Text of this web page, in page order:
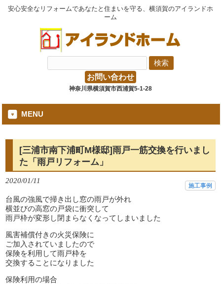
安心安全なリフォームであなたと住まいを守る、横須賀のアイランドホ
ーム
お問い合わせ
神奈川県横須賀市西浦賀5-1-28
MENU
[三浦市南下浦町M様邸]雨戸一筋交換を行いまし
た「雨戸リフォーム」
2020/01/11
施工事例
台風の強風で掃き出し窓の雨戸が外れ
横並びの高窓の戸袋に衝突して
雨戸枠が変形し閉まらなくなってしまいました
風害補償付きの火災保険に
ご加入されていましたので
保険を利用して雨戸枠を
交換することになりました
保険利用の場合